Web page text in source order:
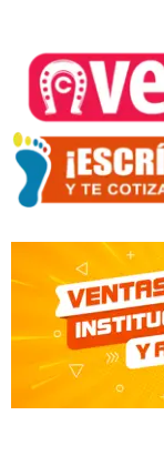
Gris
cantidad